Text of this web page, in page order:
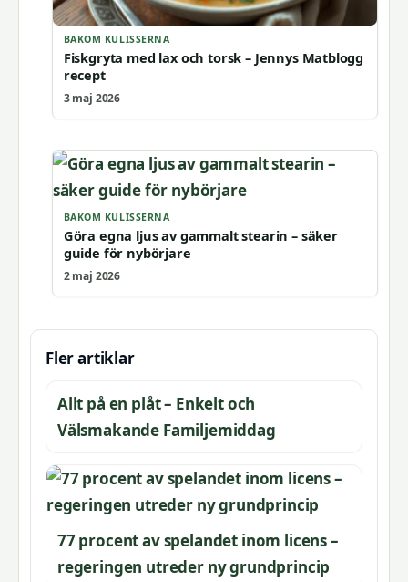
BAKOM KULISSERNA
Fiskgryta med lax och torsk – Jennys Matblogg
recept
3 maj 2026
BAKOM KULISSERNA
Göra egna ljus av gammalt stearin – säker
guide för nybörjare
2 maj 2026
Fler artiklar
Allt på en plåt – Enkelt och
Välsmakande Familjemiddag
77 procent av spelandet inom licens –
regeringen utreder ny grundprincip